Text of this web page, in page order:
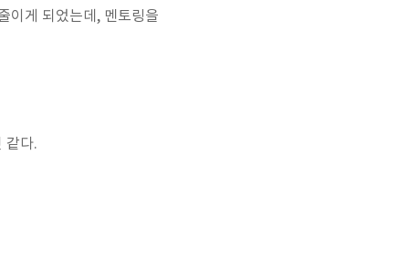
이게 되었는데, 멘토링을
같다.